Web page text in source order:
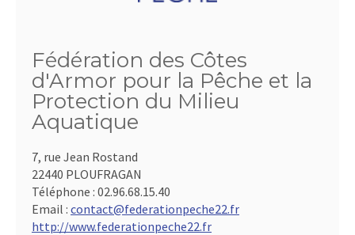
Fédération des Côtes
d'Armor pour la Pêche et la
Protection du Milieu
Aquatique
7, rue Jean Rostand
22440 PLOUFRAGAN
Téléphone : 02.96.68.15.40
Email : contact@federationpeche22.fr
http://www.federationpeche22.fr